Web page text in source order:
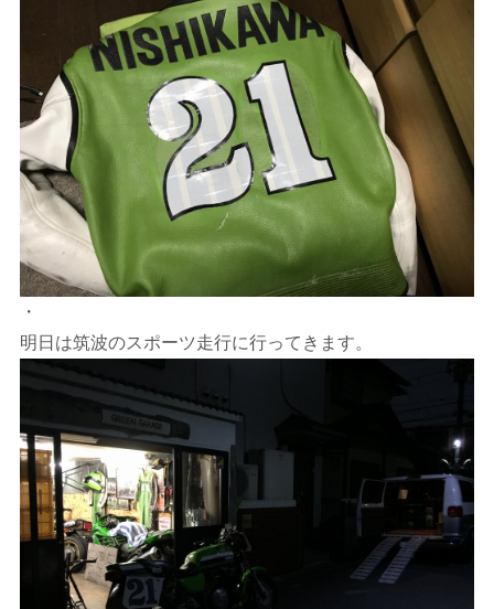
・
明日は筑波のスポーツ走行に行ってきます。